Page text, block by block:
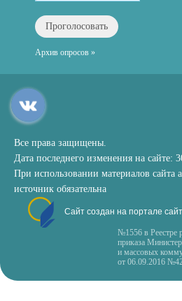
Архив опросов »
Все права защищены.
Дата последнего изменения на сайте:
При использовании материалов сайта
источник обязательна
Сайт создан на портале
№1556 в Реестре
приказа
и массовых
от 06.09.2016